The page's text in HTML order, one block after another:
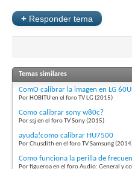
+ Responder tema
Temas similares
ComO calibrar la imagen en LG
Por HOBITU en el foro TV LG (2015)
Como calibrar sony w80c?
Por ssj en el foro TV Sony (2015)
ayuda!como calibrar HU7500
Por Chusdith en el foro TV Samsung
Como funciona la perilla de
Por figueroa en el foro Audio: General y